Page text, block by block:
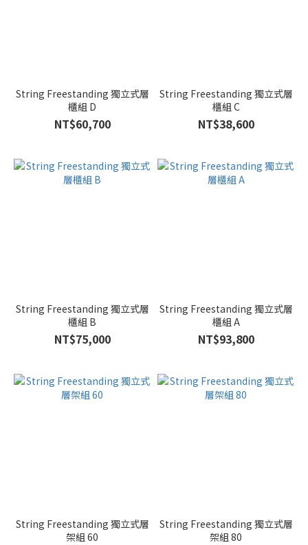
String Freestanding 獨立式層
櫃組 D
NT$60,700
String Freestanding 獨立式層
櫃組 C
NT$38,600
String Freestanding 獨立式層
櫃組 B
NT$75,000
String Freestanding 獨立式層
櫃組 A
NT$93,800
String Freestanding 獨立式層
架組 60
String Freestanding 獨立式層
架組 80